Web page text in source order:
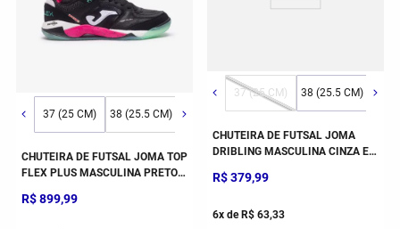
37 (25 CM) 38 (25.5 CM) 39 (26.5 CM) 40 (27 CM) 41 (28 CM)
CHUTEIRA DE FUTSAL JOMA TOP
FLEX PLUS MASCULINA PRETO E
R$899,99
37 (25 CM) 38 (25.5 CM) 39
CHUTEIRA DE FUTSAL JOMA
DRIBLING MASCULINA CINZA E
R$379,99
6x de R$ 63,33